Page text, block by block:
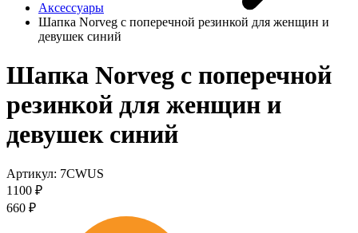
Аксессуары
Шапка Norveg c поперечной резинкой для женщин и
девушек синий
Шапка Norveg c поперечной
резинкой для женщин и
девушек синий
Артикул: 7CWUS
1100 ₽
660 ₽